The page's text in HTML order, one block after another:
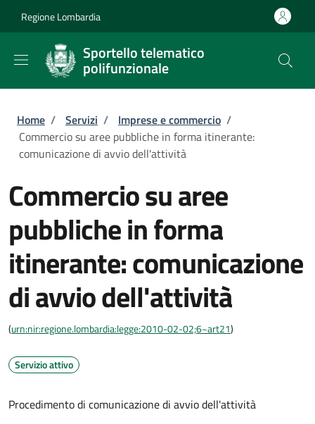
Regione Lombardia
Sportello telematico
polifunzionale
Briciole di pane
Home / Servizi / Imprese e commercio /
Commercio su aree pubbliche in forma itinerante:
comunicazione di avvio dell'attività
Commercio su aree
pubbliche in forma
itinerante: comunicazione
di avvio dell'attività
(urn:nir:regione.lombardia:legge:2010-02-02;6~art21)
Servizio attivo
Procedimento di comunicazione di avvio dell'attività